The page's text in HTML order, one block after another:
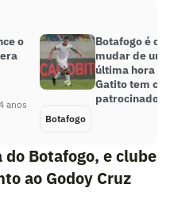
o
anos
Botafogo é
mudar de
última hora e
Gatito tem
patrocinador
Botafogo
Botafogo, e clube
ao Godoy Cruz